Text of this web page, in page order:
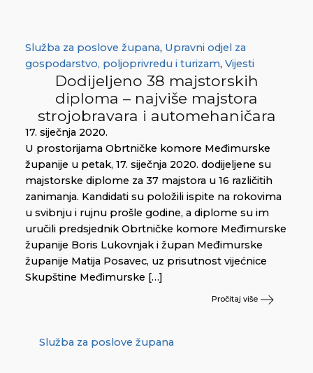
Služba za poslove župana, Upravni odjel za
gospodarstvo, poljoprivredu i turizam, Vijesti
Dodijeljeno 38 majstorskih
diploma – najviše majstora
strojobravara i automehaničara
17. siječnja 2020.
U prostorijama Obrtničke komore Međimurske
županije u petak, 17. siječnja 2020. dodijeljene su
majstorske diplome za 37 majstora u 16 različitih
zanimanja. Kandidati su položili ispite na rokovima
u svibnju i rujnu prošle godine, a diplome su im
uručili predsjednik Obrtničke komore Međimurske
županije Boris Lukovnjak i župan Međimurske
županije Matija Posavec, uz prisutnost vijećnice
Skupštine Međimurske […]
Pročitaj više
Služba za poslove župana